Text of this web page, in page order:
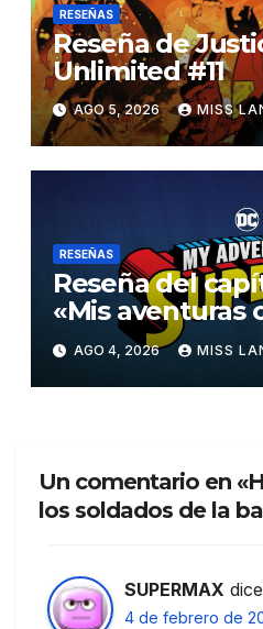
RESEÑAS
Reseña de
Unlimited #11
AGO 5, 2026 MISS
RESEÑAS
Reseña del
«Mis aventuras
Superman»
AGO 4, 2026 MISS
Un comentario en
los soldados de la
SUPERMAX
4 de febrero de